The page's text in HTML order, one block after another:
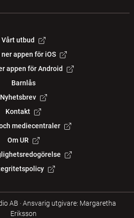
Vårt utbud
ner appen för iOS
appen för Android
Barnlås
Nyhetsbrev
Kontakt
mediecentraler
Om UR
AB ·Ansvarig utgivare: Margaretha
Eriksson